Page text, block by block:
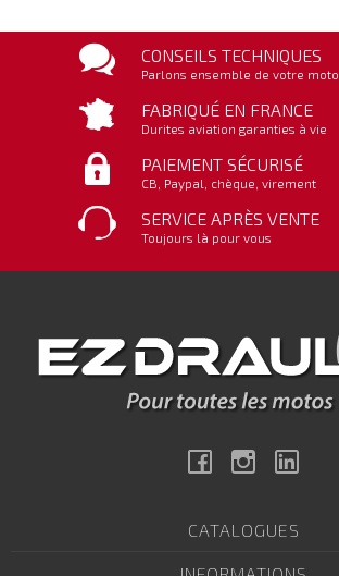
CONSEILS TECHNIQUES
Parlons ensemble de votre moto
FABRIQUÉ EN FRANCE
Durites aviation garanties à vie
PAIEMENT SÉCURISÉ
CB, Paypal, chèque, virement
SERVICE APRÈS VENTE
Toujours là pour vous
FacebookInstagram
CATALOGUES